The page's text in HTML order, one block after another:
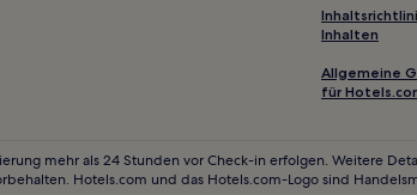
Hotels mit Wellnessbereich in
Hotels mit inbegriffenem
Inhalten
Allgemeine
für
mehr als 24 Stunden vor Check-in erfolgen. Weitere
Hotels.com und das Hotels.com-Logo sind